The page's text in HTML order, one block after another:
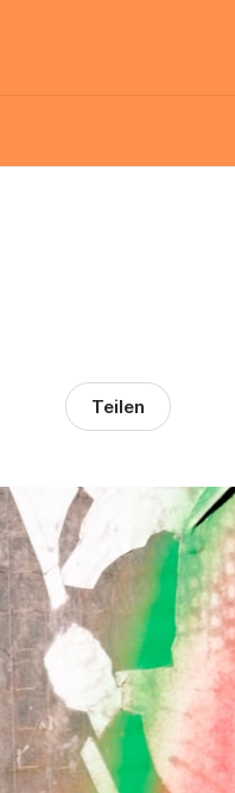
Teilen